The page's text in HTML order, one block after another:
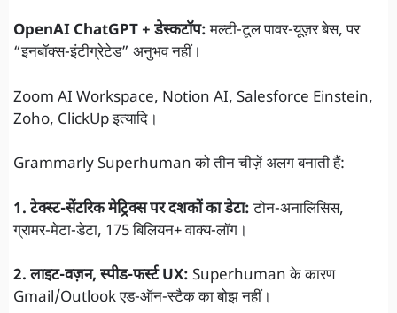
OpenAI ChatGPT + डेस्कटॉप:मल्टी-टूल पावर-यूज़र बेस, पर
“इनबॉक्स-इंटीग्रेटेड” अनुभव नहीं।
Zoom AI Workspace, Notion AI, Salesforce Einstein,
Zoho, ClickUp इत्यादि।
Grammarly Superhuman को तीन चीज़ें अलग बनाती हैं:
1. टेक्स्ट-सेंटरिक मेट्रिक्स पर दशकों का डेटा:टोन-अनालिसिस,
ग्रामर-मेटा-डेटा, 175 बिलियन+ वाक्य-लॉग।
2. लाइट-वज़न, स्पीड-फर्स्ट UX: Superhuman के कारण
Gmail/Outlook एड-ऑन-स्टैक का बोझ नहीं।